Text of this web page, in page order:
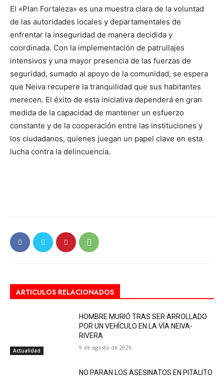
El «Plan Fortaleza» es una muestra clara de la voluntad
de las autoridades locales y departamentales de
enfrentar la inseguridad de manera decidida y
coordinada. Con la implementación de patrullajes
intensivos y una mayor presencia de las fuerzas de
seguridad, sumado al apoyo de la comunidad, se espera
que Neiva recupere la tranquilidad que sus habitantes
merecen. El éxito de esta iniciativa dependerá en gran
medida de la capacidad de mantener un esfuerzo
constante y de la cooperación entre las instituciones y
los ciudadanos, quienes juegan un papel clave en esta
lucha contra la delincuencia.
ARTICULOS RELACIONADOS
Actualidad
HOMBRE MURIÓ TRAS SER ARROLLADO
POR UN VEHÍCULO EN LA VÍA NEIVA-
RIVERA
9 de agosto de 2026
NO PARAN LOS ASESINATOS EN PITALITO